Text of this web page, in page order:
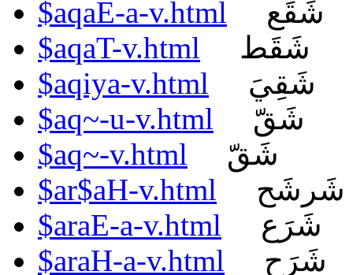
$aqaE-a-v.html
شَقَع
$aqaT-v.html
شَقَط
$aqiya-v.html
شَقِيَ
$aq~-u-v.html
شَقّ
$aq~-v.html
شَقّ
$ar$aH-v.html
شَرشَح
$araE-a-v.html
شَرَع
$araH-a-v.html
شَرَح